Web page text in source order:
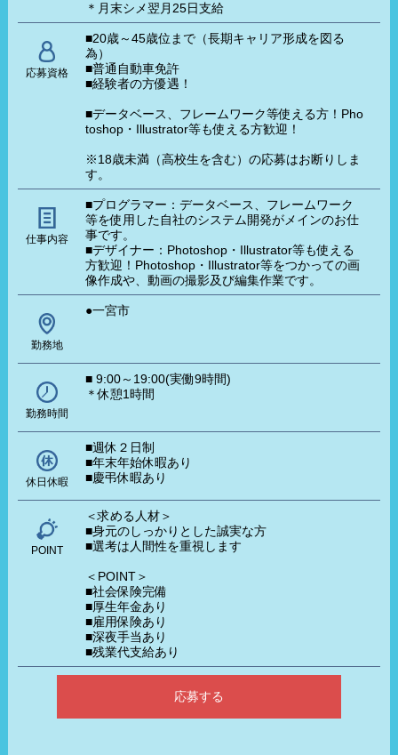
＊月末シメ翌月25日支給
応募資格
■20歳～45歳位まで（長期キャリア形成を図る
為）
■普通自動車免許
■経験者の方優遇！
■データベース、フレームワーク等使える方！Pho
toshop・Illustrator等も使える方歓迎！
※18歳未満（高校生を含む）の応募はお断りしま
す。
仕事内容
■プログラマー：データベース、フレームワーク
等を使用した自社のシステム開発がメインのお仕
事です。
■デザイナー：Photoshop・Illustrator等も使える
方歓迎！Photoshop・Illustrator等をつかっての画
像作成や、動画の撮影及び編集作業です。
勤務地
●一宮市
勤務時間
■ 9:00～19:00(実働9時間)
＊休憩1時間
休日休暇
■週休２日制
■年末年始休暇あり
■慶弔休暇あり
POINT
＜求める人材＞
■身元のしっかりとした誠実な方
■選考は人間性を重視します
＜POINT＞
■社会保険完備
■厚生年金あり
■雇用保険あり
■深夜手当あり
■残業代支給あり
応募する